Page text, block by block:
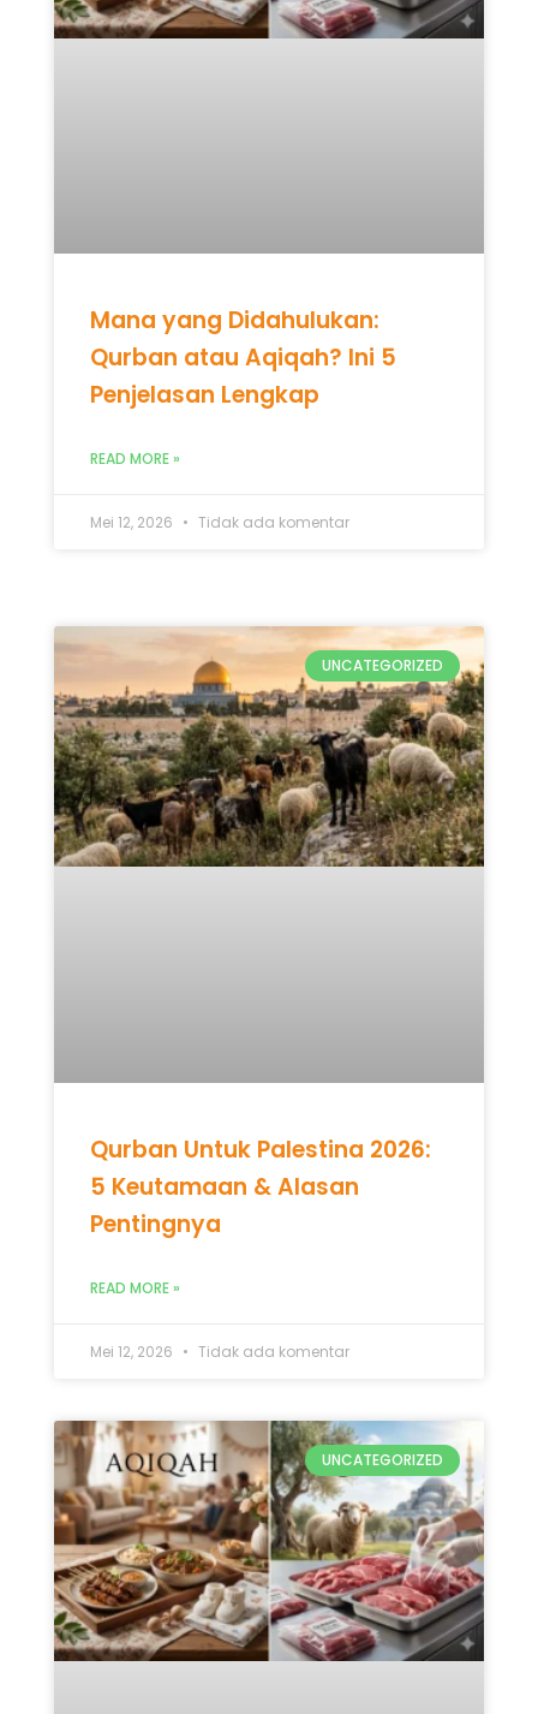
Mana yang Didahulukan:
Qurban atau Aqiqah? Ini 5
Penjelasan Lengkap
READ MORE »
Mei 12, 2026 Tidak ada komentar
UNCATEGORIZED
Qurban Untuk Palestina 2026:
5 Keutamaan & Alasan
Pentingnya
READ MORE »
Mei 12, 2026 Tidak ada komentar
UNCATEGORIZED